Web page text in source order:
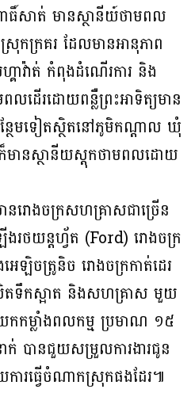
ោធិ៍សាត់ មានស្ថានីយ៍ថាមពល​
រុកក្រគរ ដែលមានអានុភាព
ាវ៉ាត់ កំពុងដំណើរការ និង​
ដើរដោយពន្លឺព្រះអាទិត្យមាន
ថែមទៀតស្ថិតនៅភូមិកណ្តាល ឃុំ
មានស្ថានីយស្តុកថាមពល​ដោយ
រោងចក្រសហគ្រាសជាច្រើន
ង​រថ​យន្តហ្វ័ត (Ford) រោងចក្រ
ឡិចត្រូនិច រោងចក្រកាត់​ដេរ​
តទឹកស្អាត និងសហគ្រាស មួយ
កម្លាំងពល​កម្ម ប្រមាណ ១៥
បានជួយសម្រួលការងារជូន
ការធ្វើចំណាកស្រុកផងដែរ៕